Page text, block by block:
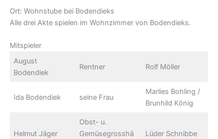
Ort: Wohnstube bei Bodendieks
Alle drei Akte spielen im Wohnzimmer von Bodendieks.
Mitspieler
August
Bodendiek
Rentner Rolf Möller
Ida Bodendiek seine Frau
Marlies Bohling /
Brunhild König
Helmut Jäger
Obst- u.
Gemüsegrosshä
Lüder Schnibbe